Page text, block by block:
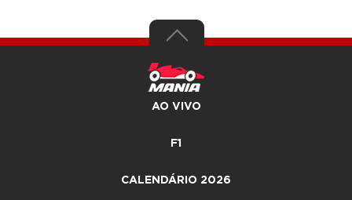
AO VIVO
F1
CALENDÁRIO 2026